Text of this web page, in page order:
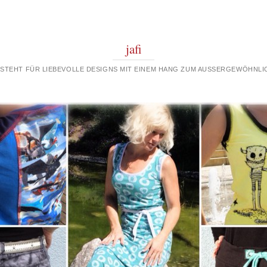
jafi
FÜR LIEBEVOLLE DESIGNS MIT EINEM HANG ZUM